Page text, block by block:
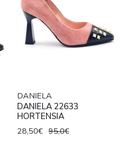
DANIELA
DANIELA 22633
HORTENSIA
28,50€ 95,0€